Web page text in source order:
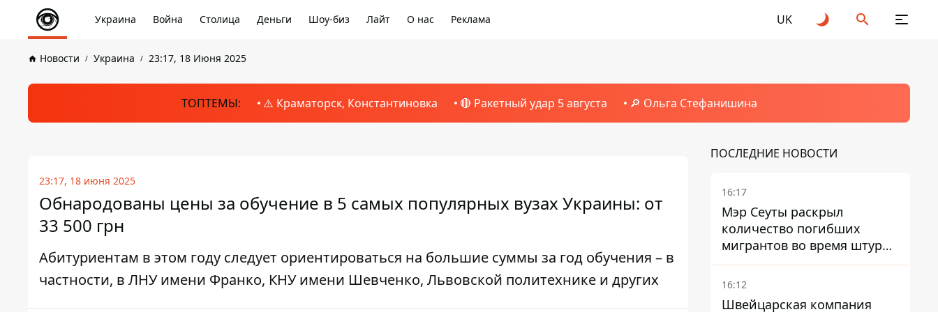
Украина Война Столица Деньги Шоу-биз Лайт О нас Реклама UK
Новости Украина 23:17, 18 Июня 2025
ТОПТЕМЫ: ⚠️ Краматорск, Константиновка 🔴 Ракетный удар 5 августа 🔎 Ольга Стефанишина
23:17, 18 июня 2025
Обнародованы цены за обучение в 5 самых популярных вузах Украины: от
33 500 грн
Абитуриентам в этом году следует ориентироваться на большие суммы за год обучения – в
частности, в ЛНУ имени Франко, КНУ имени Шевченко, Львовской политехнике и других
ПОСЛЕДНИЕ НОВОСТИ
16:17
Мэр Сеуты раскрыл
количество погибших
мигрантов во время штурма
границы
16:12
Швейцарская компания